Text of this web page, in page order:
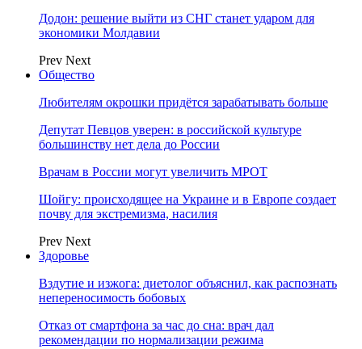
Додон: решение выйти из СНГ станет ударом для
экономики Молдавии
Prev Next
Общество
Любителям окрошки придётся зарабатывать больше
Депутат Певцов уверен: в российской культуре
большинству нет дела до России
Врачам в России могут увеличить МРОТ
Шойгу: происходящее на Украине и в Европе создает
почву для экстремизма, насилия
Prev Next
Здоровье
Вздутие и изжога: диетолог объяснил, как распознать
непереносимость бобовых
Отказ от смартфона за час до сна: врач дал
рекомендации по нормализации режима